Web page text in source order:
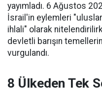
yayımladı. 6 Ağustos
İsrail'in eylemleri
ihlali" olarak
devletli barışın
vurgulandı.
8 Ülkeden Tek